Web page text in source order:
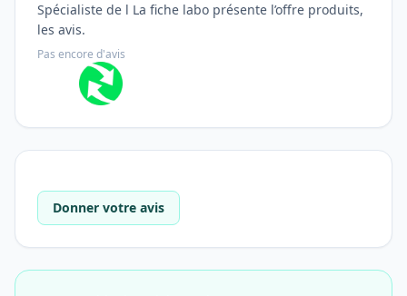
Spécialiste de l La fiche labo présente l’offre produits,
les avis.
Pas encore d'avis
Donner votre avis